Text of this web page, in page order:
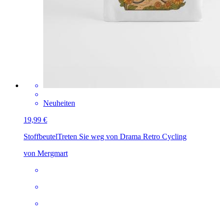
Neuheiten
19,99 €
StoffbeutelTreten Sie weg von Drama Retro Cycling
von Mergmart